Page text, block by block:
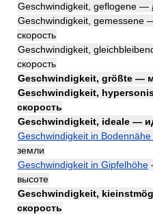
Geschwindigkeit, geflogene —
Geschwindigkeit, gemessene
скорость
Geschwindigkeit,
скорость
Geschwindigkeit, größte —
Geschwindigkeit,
скорость
Geschwindigkeit, ideale —
Geschwindigkeit in
земли
Geschwindigkeit in Gipfelhöhe
высоте
Geschwindigkeit,
скорость